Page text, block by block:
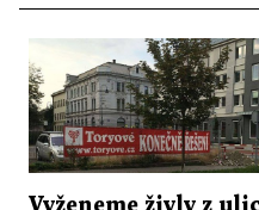
Vyženeme živly z